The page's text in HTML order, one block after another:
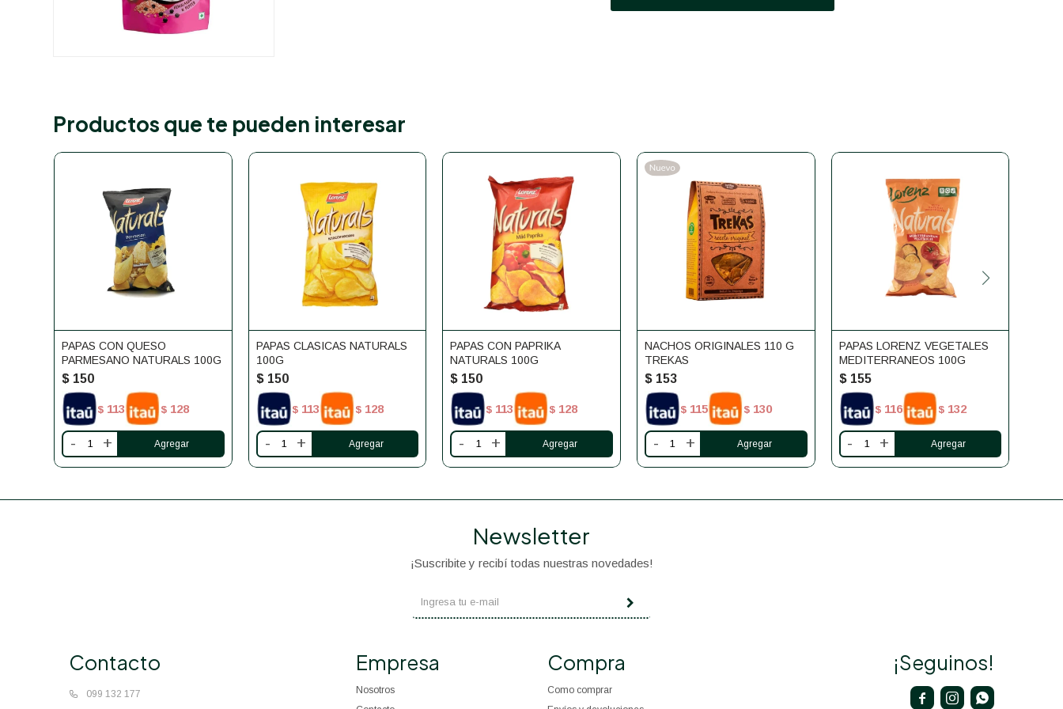
Productos que te pueden interesar
PAPAS CON QUESO
PARMESANO NATURALS 100G
$ 150
$ 113 $ 128
- +
PAPAS CLASICAS NATURALS
100G
$ 150
$ 113 $ 128
- +
PAPAS CON PAPRIKA
NATURALS 100G
$ 150
$ 113 $ 128
- +
NACHOS ORIGINALES 110 G
TREKAS
$ 153
$ 115 $ 130
- +
PAPAS LORENZ VEGETALES
MEDITERRANEOS 100G
$ 155
$ 116 $ 132
- +
Contacto
099 132 177
Empresa
Nosotros
Compra
Como comprar
Newsletter
¡Suscribite y recibí todas nuestras novedades!
¡Seguinos!
  